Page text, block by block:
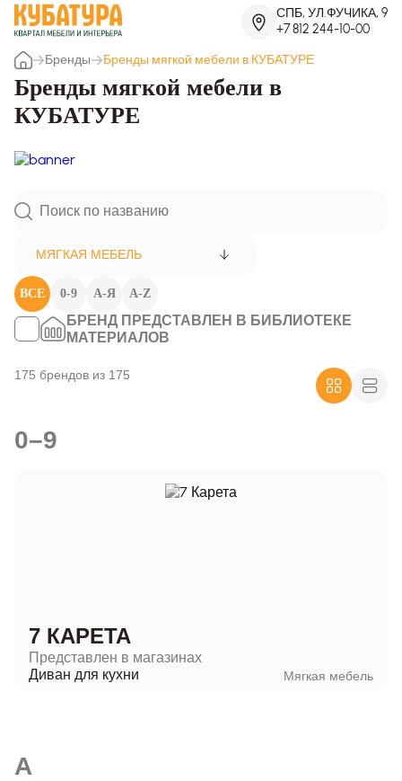
СПБ, УЛ.ФУЧИКА, 9
+7 812 244-10-00
Бренды
Бренды мягкой мебели в КУБАТУРЕ
Бренды мягкой мебели в
КУБАТУРЕ
МЯГКАЯ МЕБЕЛЬ
ВСЕ 0-9 А-Я A-Z
БРЕНД ПРЕДСТАВЛЕН В БИБЛИОТЕКЕ
МАТЕРИАЛОВ
175 брендов из 175
0–9
7 КАРЕТА
Представлен в магазинах
Диван для кухни
Мягкая мебель
A